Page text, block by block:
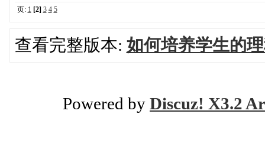
页: 1 [2] 3 4 5
查看完整版本: 如何培养学生的
Powered by Discuz! X3.2